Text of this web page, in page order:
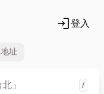
login登入
地址
/